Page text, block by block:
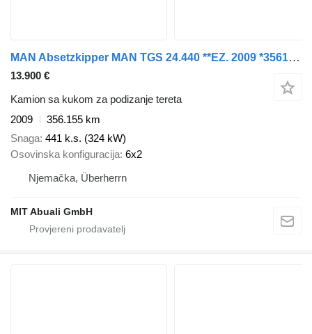
MAN Absetzkipper MAN TGS 24.440 **EZ. 2009 *356155KM
13.900 €
Kamion sa kukom za podizanje tereta
2009
356.155 km
Snaga 441 k.s. (324 kW)
Osovinska konfiguracija 6x2
Njemačka, Überherrn
MIT Abuali GmbH